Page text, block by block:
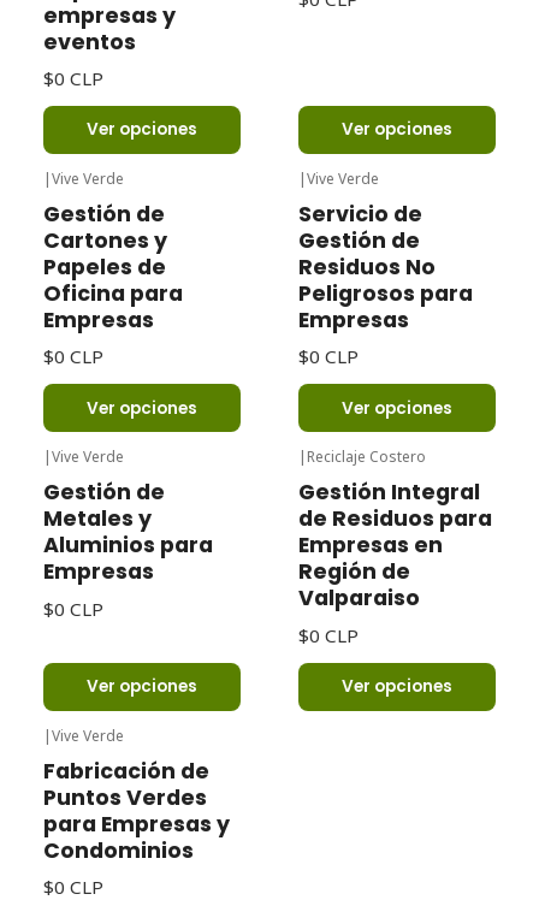
empresas y
eventos
$0 CLP
Ver opciones Ver opciones
|Vive Verde
Gestión de
Cartones y
Papeles de
Oficina para
Empresas
$0 CLP
Ver opciones
|Vive Verde
Servicio de
Gestión de
Residuos No
Peligrosos para
Empresas
$0 CLP
Ver opciones
|Vive Verde
Gestión de
Metales y
Aluminios para
Empresas
$0 CLP
Ver opciones
| Reciclaje Costero
Gestión Integral
de Residuos para
Empresas en
Región de
Valparaiso
$0 CLP
Ver opciones
|Vive Verde
Fabricación de
Puntos Verdes
para Empresas y
Condominios
$0 CLP